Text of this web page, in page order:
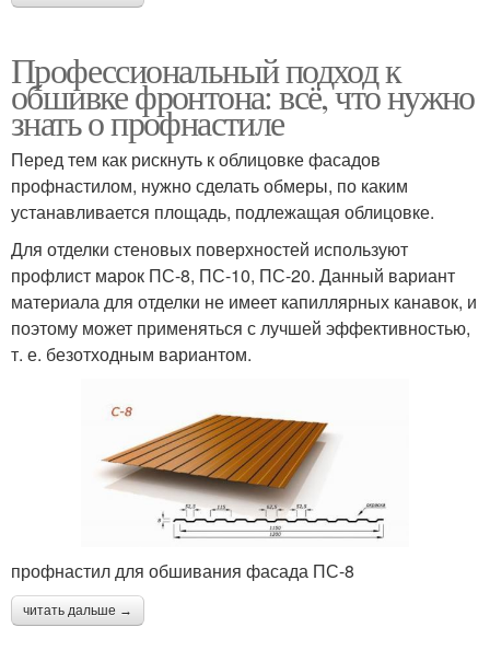
Профессиональный подход к
обшивке фронтона: всё, что нужно
знать о профнастиле
Перед тем как рискнуть к облицовке фасадов
профнастилом, нужно сделать обмеры, по каким
устанавливается площадь, подлежащая облицовке.
Для отделки стеновых поверхностей используют
профлист марок ПС-8, ПС-10, ПС-20. Данный вариант
материала для отделки не имеет капиллярных канавок, и
поэтому может применяться с лучшей эффективностью,
т. е. безотходным вариантом.
профнастил для обшивания фасада ПС-8
читать дальше →